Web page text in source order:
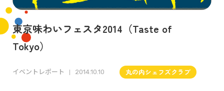
東京味わいフェスタ2014（Taste of
Tokyo）
イベントレポート 2014.10.10 丸の内シェフズクラブ